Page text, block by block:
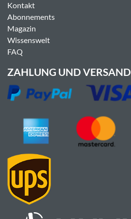
Kontakt
Abonnements
Magazin
Wissenswelt
FAQ
ZAHLUNG UND VERSAND